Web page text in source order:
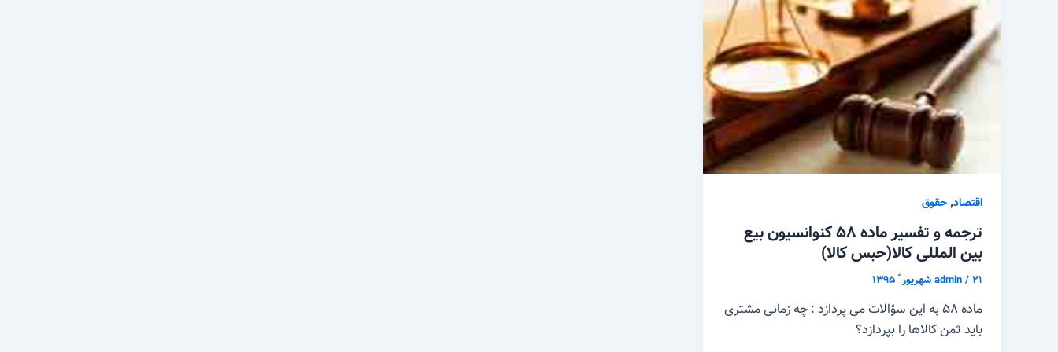
اقتصاد,حقوق
ترجمه و تفسیر ماده ۵۸ کنوانسیون بیع
بین المللی کالا(حبس کالا)
admin/۲۱ شهریور ّ ۱۳۹۵
ماده ۵۸ به این سؤالات می پردازد : چه زمانی مشتری
باید ثمن کالاها را بپردازد؟